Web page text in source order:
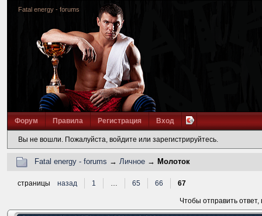
Fatal energy - forums
Форум Правила Регистрация Вход
Вы не вошли. Пожалуйста, войдите или зарегистрируйтесь.
Fatal energy - forums → Личное → Молоток
страницы назад 1 … 65 66 67
Чтобы отправить